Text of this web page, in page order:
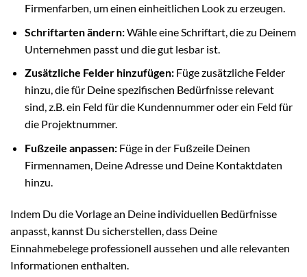
Firmenfarben, um einen einheitlichen Look zu erzeugen.
Schriftarten ändern:Wähle eine Schriftart, die zu Deinem
Unternehmen passt und die gut lesbar ist.
Zusätzliche Felder hinzufügen:Füge zusätzliche Felder
hinzu, die für Deine spezifischen Bedürfnisse relevant
sind, z.B. ein Feld für die Kundennummer oder ein Feld für
die Projektnummer.
Fußzeile anpassen:Füge in der Fußzeile Deinen
Firmennamen, Deine Adresse und Deine Kontaktdaten
hinzu.
Indem Du die Vorlage an Deine individuellen Bedürfnisse
anpasst, kannst Du sicherstellen, dass Deine
Einnahmebelege professionell aussehen und alle relevanten
Informationen enthalten.